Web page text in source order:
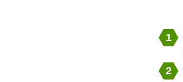
1
2